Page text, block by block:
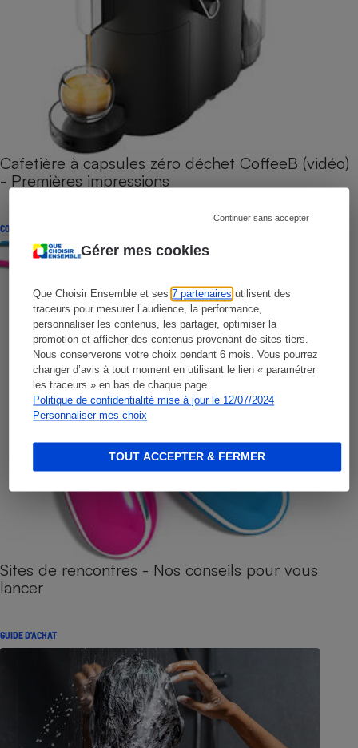
Gérer mes cookies
Que Choisir Ensemble et ses7 partenaires utilisent des
traceurs pour mesurer l’audience, la performance,
personnaliser les contenus, les partager, optimiser la
promotion et afficher des contenus provenant de sites tiers.
Nous conserverons votre choix pendant 6 mois. Vous pourrez
changer d’avis à tout moment en utilisant le lien « paramétrer
les traceurs » en bas de chaque page.
Politique de confidentialité mise à jour le 12/07/2024
Personnaliser mes choix
Continuer sans accepter
TOUT ACCEPTER & FERMER
Cafetière à capsules zéro déchet CoffeeB (vidéo)
- Premières impressions
CONSEILS
Sites de rencontres - Nos conseils pour vous
lancer
GUIDE D'ACHAT